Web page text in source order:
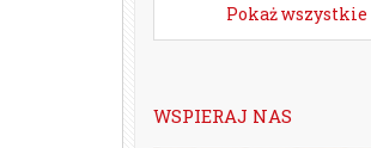
Pokaż wszystkie
WSPIERAJ NAS